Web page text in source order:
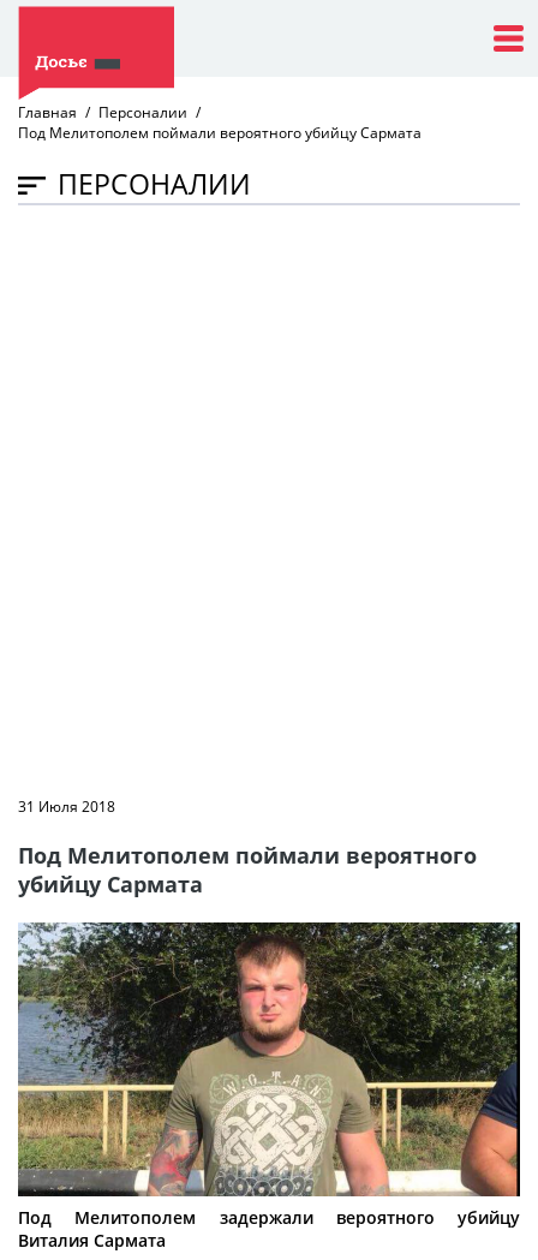
Главная
Персоналии
Под Мелитополем поймали вероятного убийцу Сармата
ПЕРСОНАЛИИ
31 Июля 2018
Под Мелитополем поймали вероятного
убийцу Сармата
Под Мелитополем задержали вероятного убийцу
Виталия Сармата